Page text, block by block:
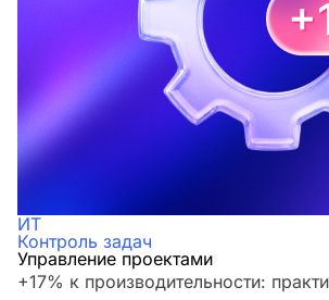
ИТ
Контроль задач
Управление проектами
+17% к производительности: